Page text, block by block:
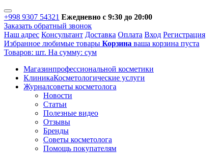
+998 9307 54321 Ежедневно с 9:30 до 20:00
Заказать обратный звонок
Наш адрес Консультант Доставка Оплата Вход Регистрация
Избранное любимые товары Корзина ваша корзина пуста
Товаров: шт. На сумму: сум
Магазинпрофессиональной косметики
КлиникаКосметологические услуги
Журналсоветы косметолога
Новости
Статьи
Полезные видео
Отзывы
Бренды
Советы косметолога
Помощь покупателям